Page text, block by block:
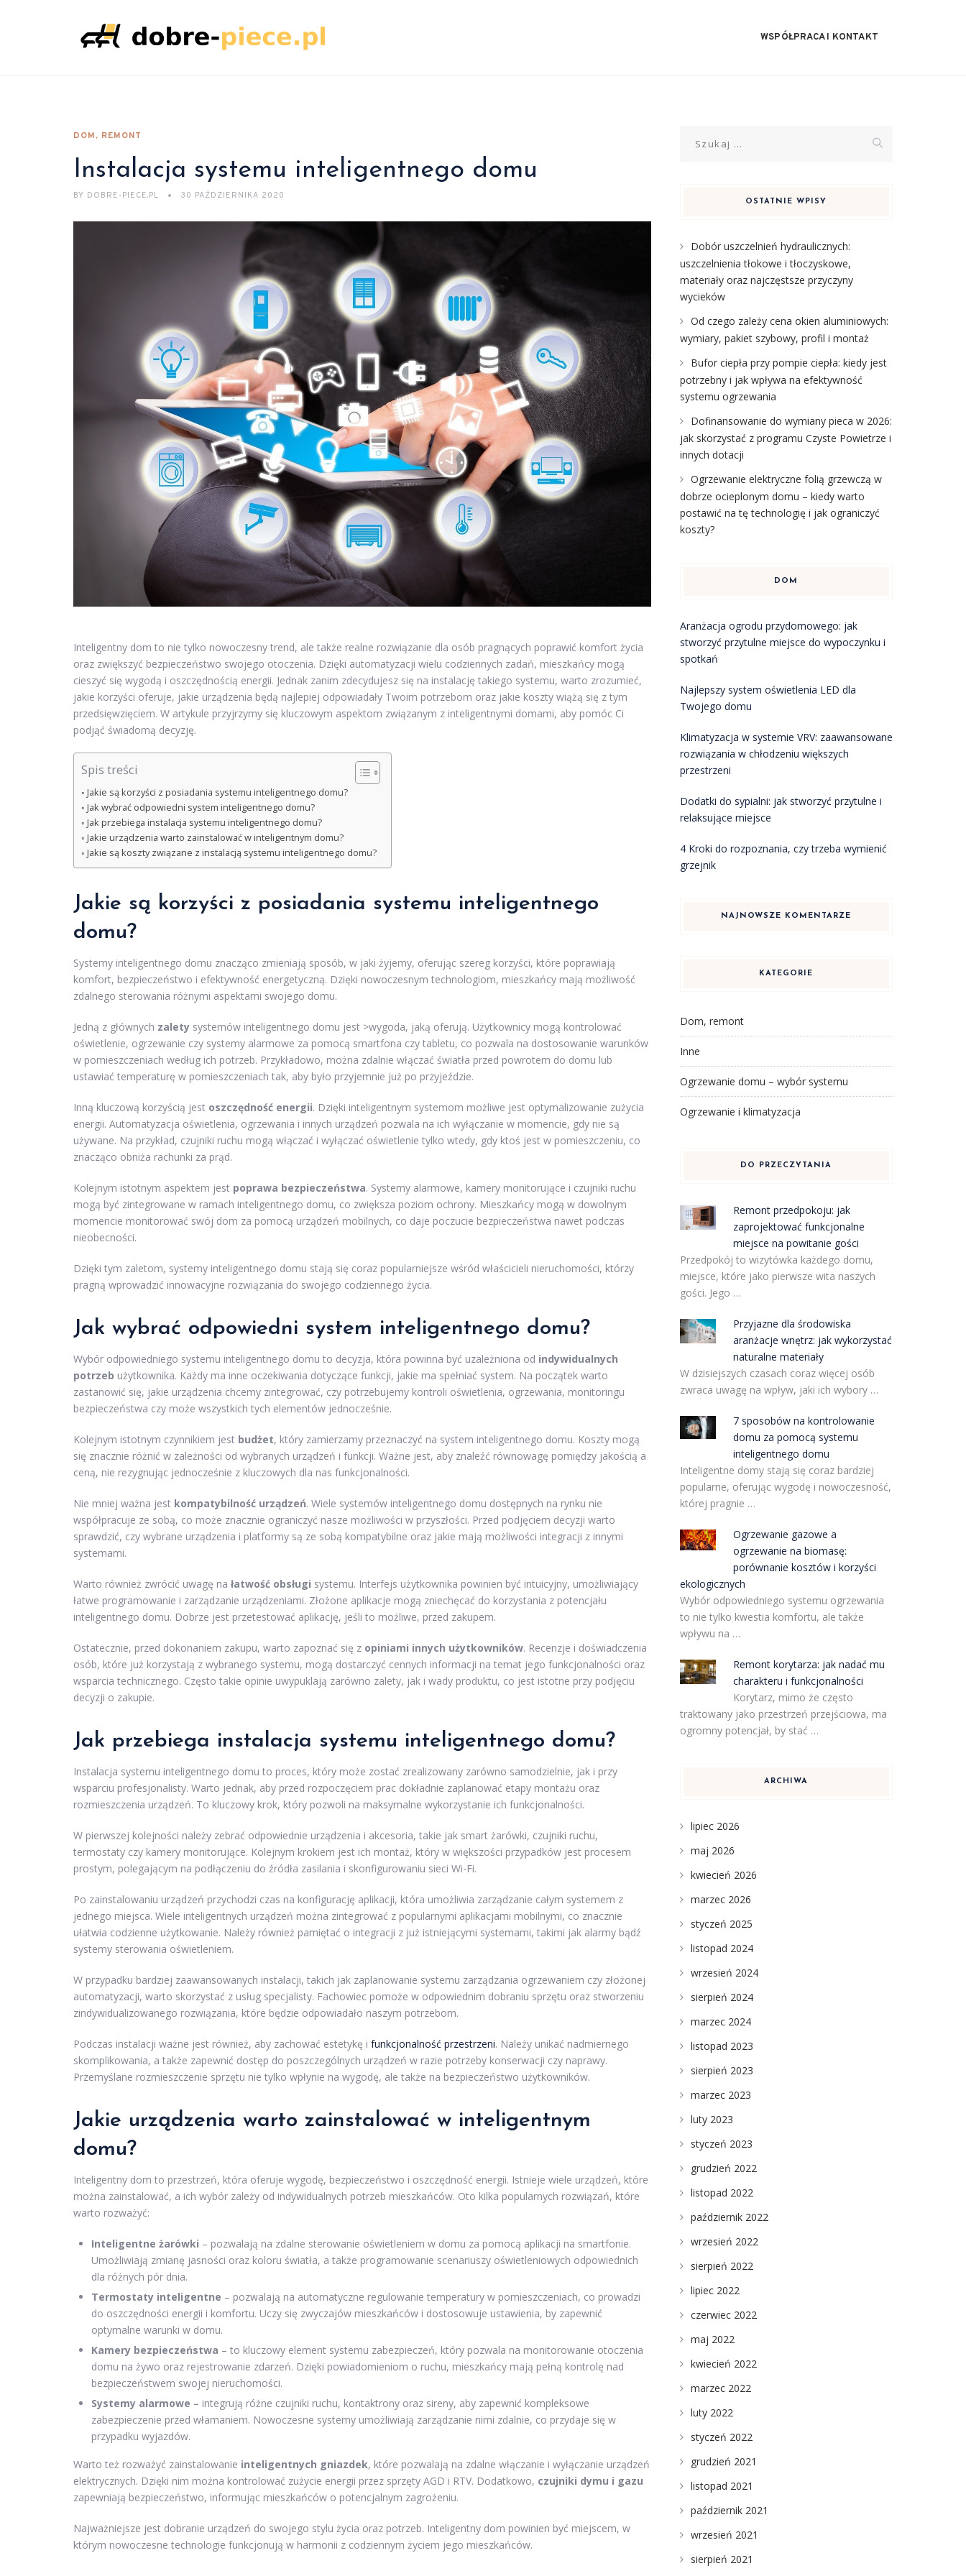
WSPÓŁPRACA I KONTAKT
DOM, REMONT
Instalacja systemu inteligentnego domu
BY DOBRE-PIECE.PL 30 PAŹDZIERNIKA 2020
Inteligentny dom to nie tylko nowoczesny trend, ale także realne rozwiązanie dla osób pragnących poprawić komfort życia
oraz zwiększyć bezpieczeństwo swojego otoczenia. Dzięki automatyzacji wielu codziennych zadań, mieszkańcy mogą
cieszyć się wygodą i oszczędnością energii. Jednak zanim zdecydujesz się na instalację takiego systemu, warto zrozumieć,
jakie korzyści oferuje, jakie urządzenia będą najlepiej odpowiadały Twoim potrzebom oraz jakie koszty wiążą się z tym
przedsięwzięciem. W artykule przyjrzymy się kluczowym aspektom związanym z inteligentnymi domami, aby pomóc Ci
podjąć świadomą decyzję.
Spis treści
Jakie są korzyści z posiadania systemu inteligentnego domu?
Jak wybrać odpowiedni system inteligentnego domu?
Jak przebiega instalacja systemu inteligentnego domu?
Jakie urządzenia warto zainstalować w inteligentnym domu?
Jakie są koszty związane z instalacją systemu inteligentnego domu?
Jakie są korzyści z posiadania systemu inteligentnego
domu?
Systemy inteligentnego domu znacząco zmieniają sposób, w jaki żyjemy, oferując szereg korzyści, które poprawiają
komfort, bezpieczeństwo i efektywność energetyczną. Dzięki nowoczesnym technologiom, mieszkańcy mają możliwość
zdalnego sterowania różnymi aspektami swojego domu.
Jedną z głównych zalety systemów inteligentnego domu jest >wygoda, jaką oferują. Użytkownicy mogą kontrolować
oświetlenie, ogrzewanie czy systemy alarmowe za pomocą smartfona czy tabletu, co pozwala na dostosowanie warunków
w pomieszczeniach według ich potrzeb. Przykładowo, można zdalnie włączać światła przed powrotem do domu lub
ustawiać temperaturę w pomieszczeniach tak, aby było przyjemnie już po przyjeździe.
Inną kluczową korzyścią jest oszczędność energii. Dzięki inteligentnym systemom możliwe jest optymalizowanie zużycia
energii. Automatyzacja oświetlenia, ogrzewania i innych urządzeń pozwala na ich wyłączanie w momencie, gdy nie są
używane. Na przykład, czujniki ruchu mogą włączać i wyłączać oświetlenie tylko wtedy, gdy ktoś jest w pomieszczeniu, co
znacząco obniża rachunki za prąd.
Kolejnym istotnym aspektem jest poprawa bezpieczeństwa. Systemy alarmowe, kamery monitorujące i czujniki ruchu
mogą być zintegrowane w ramach inteligentnego domu, co zwiększa poziom ochrony. Mieszkańcy mogą w dowolnym
momencie monitorować swój dom za pomocą urządzeń mobilnych, co daje poczucie bezpieczeństwa nawet podczas
nieobecności.
Dzięki tym zaletom, systemy inteligentnego domu stają się coraz popularniejsze wśród właścicieli nieruchomości, którzy
pragną wprowadzić innowacyjne rozwiązania do swojego codziennego życia.
Jak wybrać odpowiedni system inteligentnego domu?
Wybór odpowiedniego systemu inteligentnego domu to decyzja, która powinna być uzależniona od indywidualnych
potrzeb użytkownika. Każdy ma inne oczekiwania dotyczące funkcji, jakie ma spełniać system. Na początek warto
zastanowić się, jakie urządzenia chcemy zintegrować, czy potrzebujemy kontroli oświetlenia, ogrzewania, monitoringu
bezpieczeństwa czy może wszystkich tych elementów jednocześnie.
Kolejnym istotnym czynnikiem jest budżet, który zamierzamy przeznaczyć na system inteligentnego domu. Koszty mogą
się znacznie różnić w zależności od wybranych urządzeń i funkcji. Ważne jest, aby znaleźć równowagę pomiędzy jakością a
ceną, nie rezygnując jednocześnie z kluczowych dla nas funkcjonalności.
Nie mniej ważna jest kompatybilność urządzeń. Wiele systemów inteligentnego domu dostępnych na rynku nie
współpracuje ze sobą, co może znacznie ograniczyć nasze możliwości w przyszłości. Przed podjęciem decyzji warto
sprawdzić, czy wybrane urządzenia i platformy są ze sobą kompatybilne oraz jakie mają możliwości integracji z innymi
systemami.
Warto również zwrócić uwagę na łatwość obsługi systemu. Interfejs użytkownika powinien być intuicyjny, umożliwiający
łatwe programowanie i zarządzanie urządzeniami. Złożone aplikacje mogą zniechęcać do korzystania z potencjału
inteligentnego domu. Dobrze jest przetestować aplikację, jeśli to możliwe, przed zakupem.
Ostatecznie, przed dokonaniem zakupu, warto zapoznać się z opiniami innych użytkowników. Recenzje i doświadczenia
osób, które już korzystają z wybranego systemu, mogą dostarczyć cennych informacji na temat jego funkcjonalności oraz
wsparcia technicznego. Często takie opinie uwypuklają zarówno zalety, jak i wady produktu, co jest istotne przy podjęciu
decyzji o zakupie.
Jak przebiega instalacja systemu inteligentnego domu?
Instalacja systemu inteligentnego domu to proces, który może zostać zrealizowany zarówno samodzielnie, jak i przy
wsparciu profesjonalisty. Warto jednak, aby przed rozpoczęciem prac dokładnie zaplanować etapy montażu oraz
rozmieszczenia urządzeń. To kluczowy krok, który pozwoli na maksymalne wykorzystanie ich funkcjonalności.
W pierwszej kolejności należy zebrać odpowiednie urządzenia i akcesoria, takie jak smart żarówki, czujniki ruchu,
termostaty czy kamery monitorujące. Kolejnym krokiem jest ich montaż, który w większości przypadków jest procesem
prostym, polegającym na podłączeniu do źródła zasilania i skonfigurowaniu sieci Wi-Fi.
Po zainstalowaniu urządzeń przychodzi czas na konfigurację aplikacji, która umożliwia zarządzanie całym systemem z
jednego miejsca. Wiele inteligentnych urządzeń można zintegrować z popularnymi aplikacjami mobilnymi, co znacznie
ułatwia codzienne użytkowanie. Należy również pamiętać o integracji z już istniejącymi systemami, takimi jak alarmy bądź
systemy sterowania oświetleniem.
W przypadku bardziej zaawansowanych instalacji, takich jak zaplanowanie systemu zarządzania ogrzewaniem czy złożonej
automatyzacji, warto skorzystać z usług specjalisty. Fachowiec pomoże w odpowiednim dobraniu sprzętu oraz stworzeniu
zindywidualizowanego rozwiązania, które będzie odpowiadało naszym potrzebom.
Podczas instalacji ważne jest również, aby zachować estetykę i funkcjonalność przestrzeni. Należy unikać nadmiernego
skomplikowania, a także zapewnić dostęp do poszczególnych urządzeń w razie potrzeby konserwacji czy naprawy.
Przemyślane rozmieszczenie sprzętu nie tylko wpłynie na wygodę, ale także na bezpieczeństwo użytkowników.
Jakie urządzenia warto zainstalować w inteligentnym
domu?
Inteligentny dom to przestrzeń, która oferuje wygodę, bezpieczeństwo i oszczędność energii. Istnieje wiele urządzeń, które
można zainstalować, a ich wybór zależy od indywidualnych potrzeb mieszkańców. Oto kilka popularnych rozwiązań, które
warto rozważyć:
Inteligentne żarówki – pozwalają na zdalne sterowanie oświetleniem w domu za pomocą aplikacji na smartfonie.
Umożliwiają zmianę jasności oraz koloru światła, a także programowanie scenariuszy oświetleniowych odpowiednich
dla różnych pór dnia.
Termostaty inteligentne – pozwalają na automatyczne regulowanie temperatury w pomieszczeniach, co prowadzi
do oszczędności energii i komfortu. Uczy się zwyczajów mieszkańców i dostosowuje ustawienia, by zapewnić
optymalne warunki w domu.
Kamery bezpieczeństwa – to kluczowy element systemu zabezpieczeń, który pozwala na monitorowanie otoczenia
domu na żywo oraz rejestrowanie zdarzeń. Dzięki powiadomieniom o ruchu, mieszkańcy mają pełną kontrolę nad
bezpieczeństwem swojej nieruchomości.
Systemy alarmowe – integrują różne czujniki ruchu, kontaktrony oraz sireny, aby zapewnić kompleksowe
zabezpieczenie przed włamaniem. Nowoczesne systemy umożliwiają zarządzanie nimi zdalnie, co przydaje się w
przypadku wyjazdów.
Warto też rozważyć zainstalowanie inteligentnych gniazdek, które pozwalają na zdalne włączanie i wyłączanie urządzeń
elektrycznych. Dzięki nim można kontrolować zużycie energii przez sprzęty AGD i RTV. Dodatkowo, czujniki dymu i gazu
zapewniają bezpieczeństwo, informując mieszkańców o potencjalnym zagrożeniu.
Najważniejsze jest dobranie urządzeń do swojego stylu życia oraz potrzeb. Inteligentny dom powinien być miejscem, w
którym nowoczesne technologie funkcjonują w harmonii z codziennym życiem jego mieszkańców.
OSTATNIE WPISY
Dobór uszczelnień hydraulicznych:
uszczelnienia tłokowe i tłoczyskowe,
materiały oraz najczęstsze przyczyny
wycieków
Od czego zależy cena okien aluminiowych:
wymiary, pakiet szybowy, profil i montaż
Bufor ciepła przy pompie ciepła: kiedy jest
potrzebny i jak wpływa na efektywność
systemu ogrzewania
Dofinansowanie do wymiany pieca w 2026:
jak skorzystać z programu Czyste Powietrze i
innych dotacji
Ogrzewanie elektryczne folią grzewczą w
dobrze ocieplonym domu – kiedy warto
postawić na tę technologię i jak ograniczyć
koszty?
DOM
Aranżacja ogrodu przydomowego: jak
stworzyć przytulne miejsce do wypoczynku i
spotkań
Najlepszy system oświetlenia LED dla
Twojego domu
Klimatyzacja w systemie VRV: zaawansowane
rozwiązania w chłodzeniu większych
przestrzeni
Dodatki do sypialni: jak stworzyć przytulne i
relaksujące miejsce
4 Kroki do rozpoznania, czy trzeba wymienić
grzejnik
NAJNOWSZE KOMENTARZE
KATEGORIE
Dom, remont
Inne
Ogrzewanie domu – wybór systemu
Ogrzewanie i klimatyzacja
DO PRZECZYTANIA
Remont przedpokoju: jak
zaprojektować funkcjonalne
miejsce na powitanie gości
Przedpokój to wizytówka każdego domu,
miejsce, które jako pierwsze wita naszych
gości. Jego …
Przyjazne dla środowiska
aranżacje wnętrz: jak wykorzystać
naturalne materiały
W dzisiejszych czasach coraz więcej osób
zwraca uwagę na wpływ, jaki ich wybory …
7 sposobów na kontrolowanie
domu za pomocą systemu
inteligentnego domu
Inteligentne domy stają się coraz bardziej
popularne, oferując wygodę i nowoczesność,
której pragnie …
Ogrzewanie gazowe a
ogrzewanie na biomasę:
porównanie kosztów i korzyści
ekologicznych
Wybór odpowiedniego systemu ogrzewania
to nie tylko kwestia komfortu, ale także
wpływu na …
Remont korytarza: jak nadać mu
charakteru i funkcjonalności
Korytarz, mimo że często
traktowany jako przestrzeń przejściowa, ma
ogromny potencjał, by stać …
ARCHIWA
lipiec 2026
maj 2026
kwiecień 2026
marzec 2026
styczeń 2025
listopad 2024
wrzesień 2024
sierpień 2024
marzec 2024
listopad 2023
sierpień 2023
marzec 2023
luty 2023
styczeń 2023
grudzień 2022
listopad 2022
październik 2022
wrzesień 2022
sierpień 2022
lipiec 2022
czerwiec 2022
maj 2022
kwiecień 2022
marzec 2022
luty 2022
styczeń 2022
grudzień 2021
listopad 2021
październik 2021
wrzesień 2021
sierpień 2021